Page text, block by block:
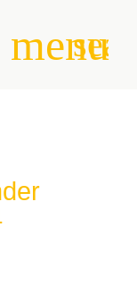
menu